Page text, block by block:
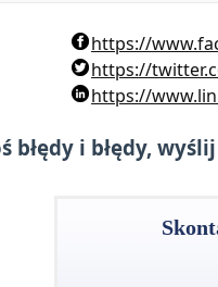
https://
https://
https://
błędy i błędy,